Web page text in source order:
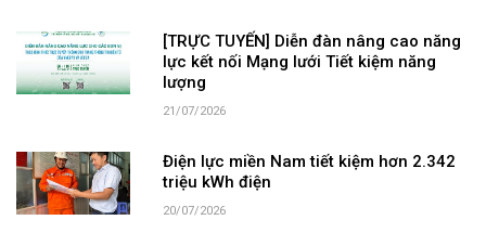
[TRỰC TUYẾN] Diễn đàn nâng cao năng
lực kết nối Mạng lưới Tiết kiệm năng
lượng
21/07/2026
Điện lực miền Nam tiết kiệm hơn 2.342
triệu kWh điện
20/07/2026